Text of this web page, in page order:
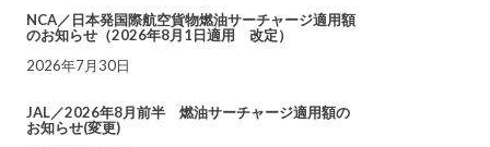
NCA／日本発国際航空貨物燃油サーチャージ適用額
のお知らせ（2026年8月1日適用 改定）
2026年7月30日
JAL／2026年8月前半 燃油サーチャージ適用額の
お知らせ(変更)